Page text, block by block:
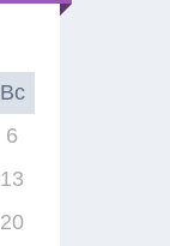
Вс
6
13
20